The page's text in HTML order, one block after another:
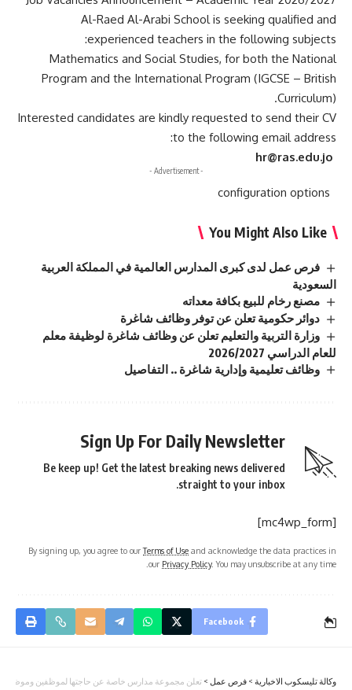
Al-Raed Al-Arabi School is seeking qualified and
experienced teachers in the following subjects:
Mathematics and Social Studies, for both the National
Program and the International Program (IGCSE – British
Curriculum).
Interested candidates are kindly requested to send their CV
to the following email address:
hr@ras.edu.jo
- Advertisement -
You Might Also Like
فرص عمل لدى كبرى المدارس العالمية في المملكة العربية
السعودية
مصنع رخام للبيع بكافة معداته
دوائر حكومية تعلن عن توفر وظائف شاغرة
وزارة التربية والتعليم تعلن عن وظائف شاغرة لوظيفة معلم
للعام الدراسي 2026/2027
وظائف تعليمية وإدارية شاغرة .. التفاصيل
Sign Up For Daily Newsletter
Be keep up! Get the latest breaking news delivered
straight to your inbox.
[mc4wp_form]
By signing up, you agree to ourTerms of Use and acknowledge the data practices in
our Privacy Policy. You may unsubscribe at any time.
Facebook
وكالة تليسكوب الاخبارية > فرص عمل > تعلن مجموعة مدارس خاصة عن حاجتها لموظفين وموظفات